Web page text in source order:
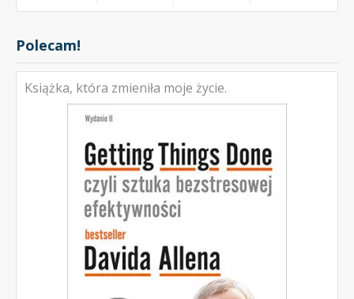
Polecam!
Książka, która zmieniła moje życie.